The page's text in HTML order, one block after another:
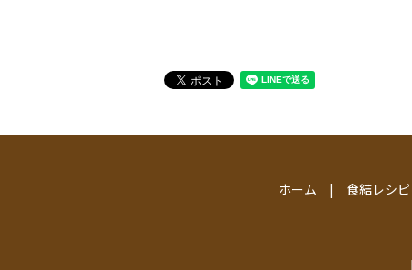
ホーム 食結レシ